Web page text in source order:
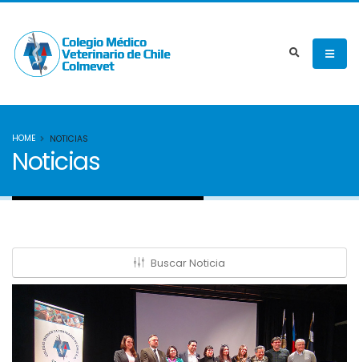
HOME NOTICIAS
Noticias
Buscar Noticia